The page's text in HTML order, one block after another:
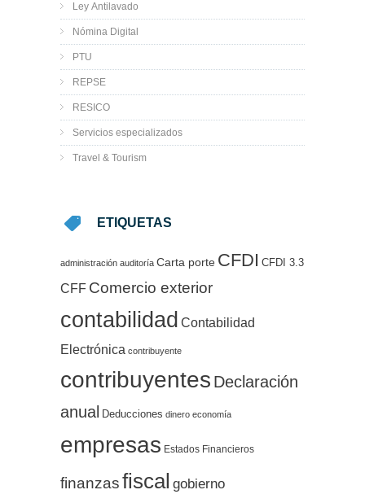
Ley Antilavado
Nómina Digital
PTU
REPSE
RESICO
Servicios especializados
Travel & Tourism
ETIQUETAS
administración auditoría Carta porte CFDI CFDI 3.3
CFF Comercio exterior
contabilidad Contabilidad
Electrónica contribuyente
contribuyentes Declaración
anual Deducciones dinero economía
empresas Estados Financieros
finanzasfiscal gobierno